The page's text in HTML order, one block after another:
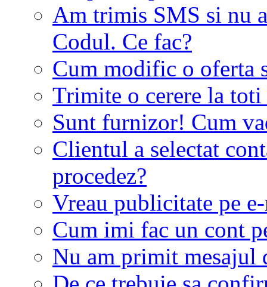
Am trimis SMS si nu
Codul. Ce fac?
Cum modific o oferta
Trimite o cerere la
Sunt furnizor! Cum
Clientul a selectat
procedez?
Vreau publicitate pe
Cum imi fac un cont
Nu am primit mesajul